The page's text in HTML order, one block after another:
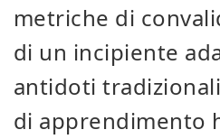
metriche di
di un incipiente
antidoti
di apprendimento